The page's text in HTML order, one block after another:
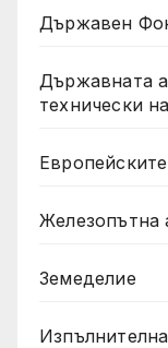
Държавен
Държавната
технически
Железопътна
Земеделие